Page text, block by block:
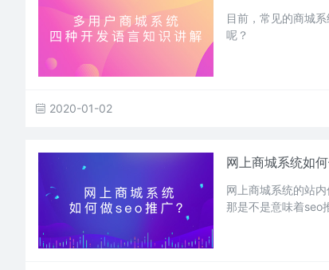
目前，常见的商城
呢？
2020-01-02
网上商城系统如
网上商城系统的站
那是不是意味着seo